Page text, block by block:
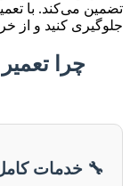
تضمین می‌کند. با
جلوگیری کنید و از
چرا
🔧 خدمات